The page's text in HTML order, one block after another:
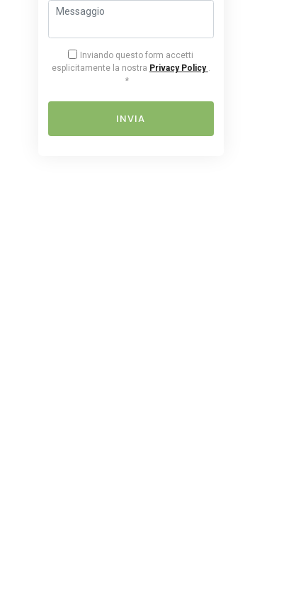
Inviando questo form accetti
esplicitamente la nostra Privacy Policy .
*
INVIA